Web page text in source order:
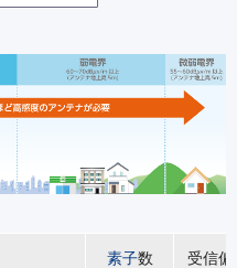
素子数 受信偏波